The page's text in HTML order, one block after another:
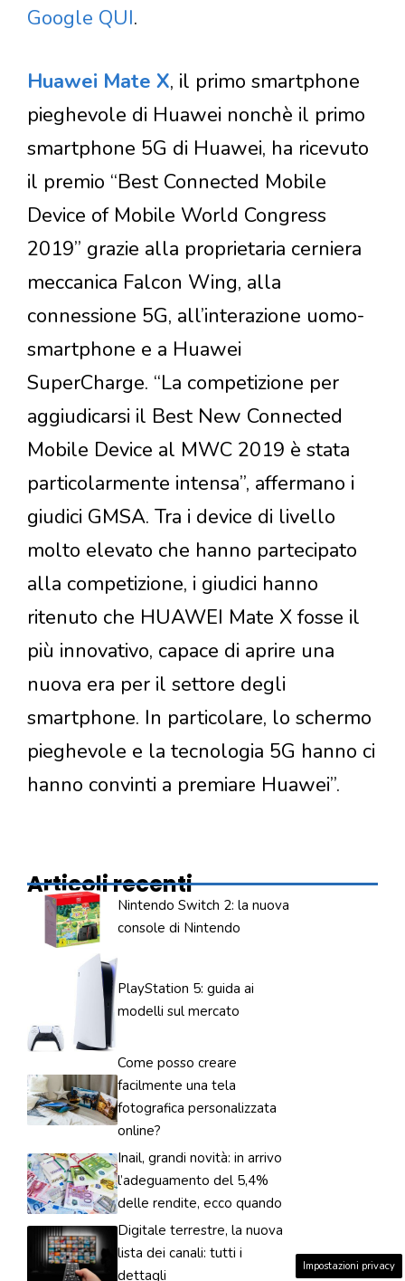
Google QUI.
Huawei Mate X, il primo smartphone
pieghevole di Huawei nonchè il primo
smartphone 5G di Huawei, ha ricevuto
il premio “Best Connected Mobile
Device of Mobile World Congress
2019” grazie alla proprietaria cerniera
meccanica Falcon Wing, alla
connessione 5G, all’interazione uomo-
smartphone e a Huawei
SuperCharge. “La competizione per
aggiudicarsi il Best New Connected
Mobile Device al MWC 2019 è stata
particolarmente intensa”, affermano i
giudici GMSA. Tra i device di livello
molto elevato che hanno partecipato
alla competizione, i giudici hanno
ritenuto che HUAWEI Mate X fosse il
più innovativo, capace di aprire una
nuova era per il settore degli
smartphone. In particolare, lo schermo
pieghevole e la tecnologia 5G hanno ci
hanno convinti a premiare Huawei”.
Articoli recenti
Nintendo Switch 2: la nuova
console di Nintendo
PlayStation 5: guida ai
modelli sul mercato
Come posso creare
facilmente una tela
fotografica personalizzata
online?
Inail, grandi novità: in arrivo
l’adeguamento del 5,4%
delle rendite, ecco quando
Digitale terrestre, la nuova
lista dei canali: tutti i
dettagli
Impostazioni privacy